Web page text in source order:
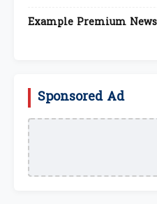
Example Premium
Sponsored Ad